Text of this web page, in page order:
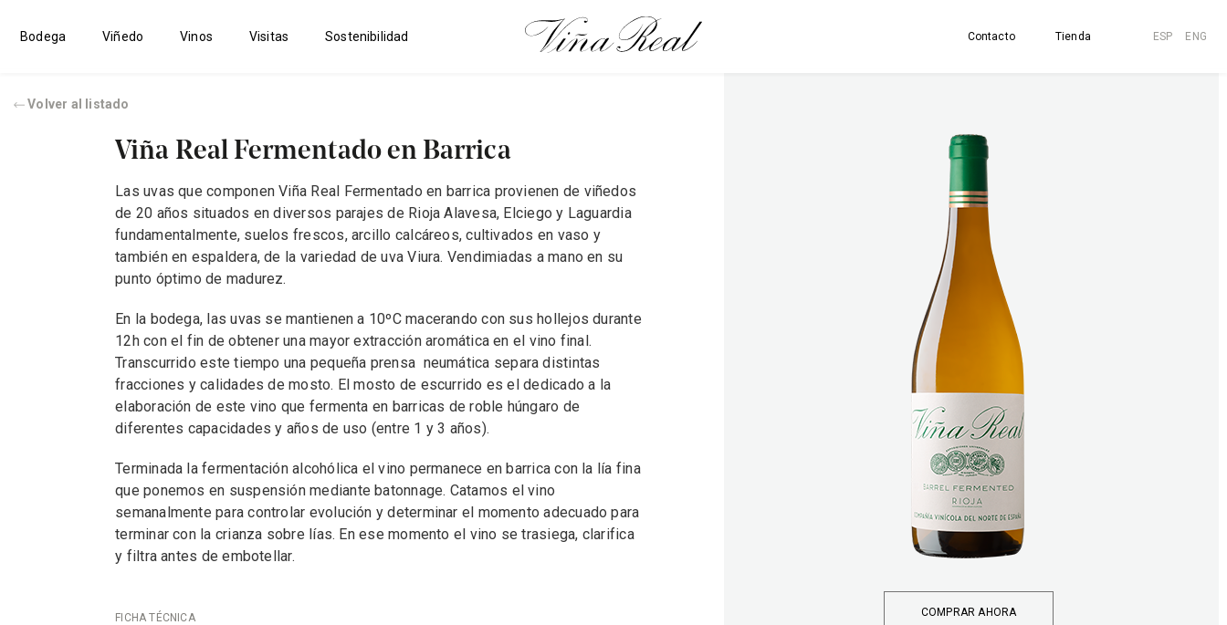
Bodega Viñedo Vinos Visitas Sostenibilidad Contacto Tienda ESP ENG
Volver al listado
COMPRAR AHORA
Viña Real Fermentado en Barrica
Las uvas que componen Viña Real Fermentado en barrica provienen de viñedos
de 20 años situados en diversos parajes de Rioja Alavesa, Elciego y Laguardia
fundamentalmente, suelos frescos, arcillo calcáreos, cultivados en vaso y
también en espaldera, de la variedad de uva Viura. Vendimiadas a mano en su
punto óptimo de madurez.
En la bodega, las uvas se mantienen a 10ºC macerando con sus hollejos durante
12h con el fin de obtener una mayor extracción aromática en el vino final.
Transcurrido este tiempo una pequeña prensa neumática separa distintas
fracciones y calidades de mosto. El mosto de escurrido es el dedicado a la
elaboración de este vino que fermenta en barricas de roble húngaro de
diferentes capacidades y años de uso (entre 1 y 3 años).
Terminada la fermentación alcohólica el vino permanece en barrica con la lía fina
que ponemos en suspensión mediante batonnage. Catamos el vino
semanalmente para controlar evolución y determinar el momento adecuado para
terminar con la crianza sobre lías. En ese momento el vino se trasiega, clarifica
y filtra antes de embotellar.
FICHA TÉCNICA